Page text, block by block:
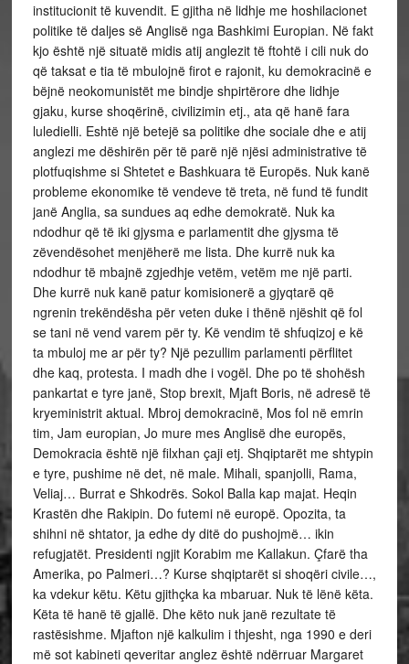
institucionit të kuvendit. E gjitha në lidhje me hoshilacionet
politike të daljes së Anglisë nga Bashkimi Europian. Në fakt
kjo është një situatë midis atij anglezit të ftohtë i cili nuk do
që taksat e tia të mbulojnë firot e rajonit, ku demokracinë e
bëjnë neokomunistët me bindje shpirtërore dhe lidhje
gjaku, kurse shoqërinë, civilizimin etj., ata që hanë fara
luledielli. Eshtë një betejë sa politike dhe sociale dhe e atij
anglezi me dëshirën për të parë një njësi administrative të
plotfuqishme si Shtetet e Bashkuara të Europës. Nuk kanë
probleme ekonomike të vendeve të treta, në fund të fundit
janë Anglia, sa sundues aq edhe demokratë. Nuk ka
ndodhur që të iki gjysma e parlamentit dhe gjysma të
zëvendësohet menjëherë me lista. Dhe kurrë nuk ka
ndodhur të mbajnë zgjedhje vetëm, vetëm me një parti.
Dhe kurrë nuk kanë patur komisionerë a gjyqtarë që
ngrenin trekëndësha për veten duke i thënë njëshit që fol
se tani në vend varem për ty. Kë vendim të shfuqizoj e kë
ta mbuloj me ar për ty? Një pezullim parlamenti përflitet
dhe kaq, protesta. I madh dhe i vogël. Dhe po të shohësh
pankartat e tyre janë, Stop brexit, Mjaft Boris, në adresë të
kryeministrit aktual. Mbroj demokracinë, Mos fol në emrin
tim, Jam europian, Jo mure mes Anglisë dhe europës,
Demokracia është një filxhan çaji etj. Shqiptarët me shtypin
e tyre, pushime në det, në male. Mihali, spanjolli, Rama,
Veliaj… Burrat e Shkodrës. Sokol Balla kap majat. Heqin
Krastën dhe Rakipin. Do futemi në europë. Opozita, ta
shihni në shtator, ja edhe dy ditë do pushojmë… ikin
refugjatët. Presidenti ngjit Korabim me Kallakun. Çfarë tha
Amerika, po Palmeri…? Kurse shqiptarët si shoqëri civile…,
ka vdekur këtu. Këtu gjithçka ka mbaruar. Nuk të lënë këta.
Këta të hanë të gjallë. Dhe këto nuk janë rezultate të
rastësishme. Mjafton një kalkulim i thjesht, nga 1990 e deri
më sot kabineti qeveritar anglez është ndërruar Margaret